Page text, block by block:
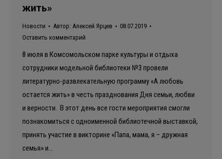
жить»
Новости Автор: Алексей Ярцев
08.07.2019
Оставить комментарий
8 июля в Комсомольском парке культуры и отдыха
сотрудники модельной библиотеки №3 провели
литературно-развлекательную программу «А любовь
остается жить» в честь празднования Дня семьи, любви
и верности. В этот день все гости мероприятия смогли
познакомиться с одноименной библиотечной выставкой,
принять участие в викторине «Папа, мама, я – дружная
семья» и…